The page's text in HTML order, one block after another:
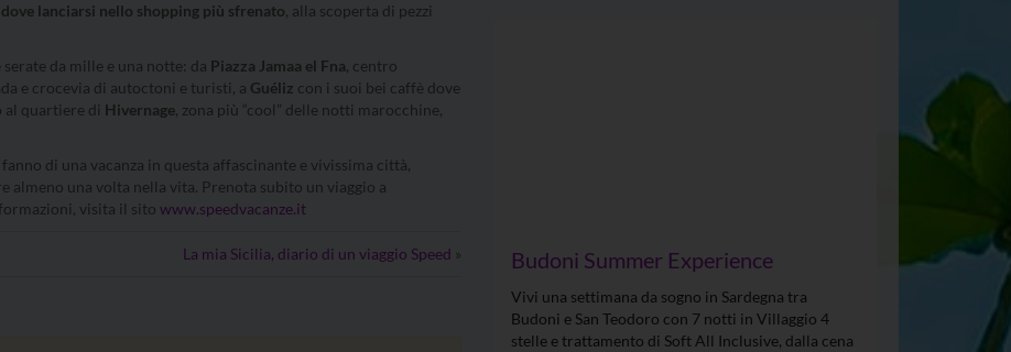
dove lanciarsi nello shopping più sfrenato, alla scoperta di pezzi
serate da mille e una notte: da Piazza Jamaa el Fna, centro
e crocevia di autoctoni e turisti, a Guéliz con i suoi bei caffè dove
al quartiere di Hivernage, zona più “cool” delle notti marocchine,
di una vacanza in questa affascinante e vivissima città,
almeno una volta nella vita. Prenota subito un viaggio a
visita il sito www.speedvacanze.it
La mia Sicilia, diario di un viaggio Speed » Budoni Summer Experience
Vivi una settimana da sogno in Sardegna tra
Budoni e San Teodoro con 7 notti in Villaggio 4
stelle e trattamento di Soft All Inclusive, dalla cena